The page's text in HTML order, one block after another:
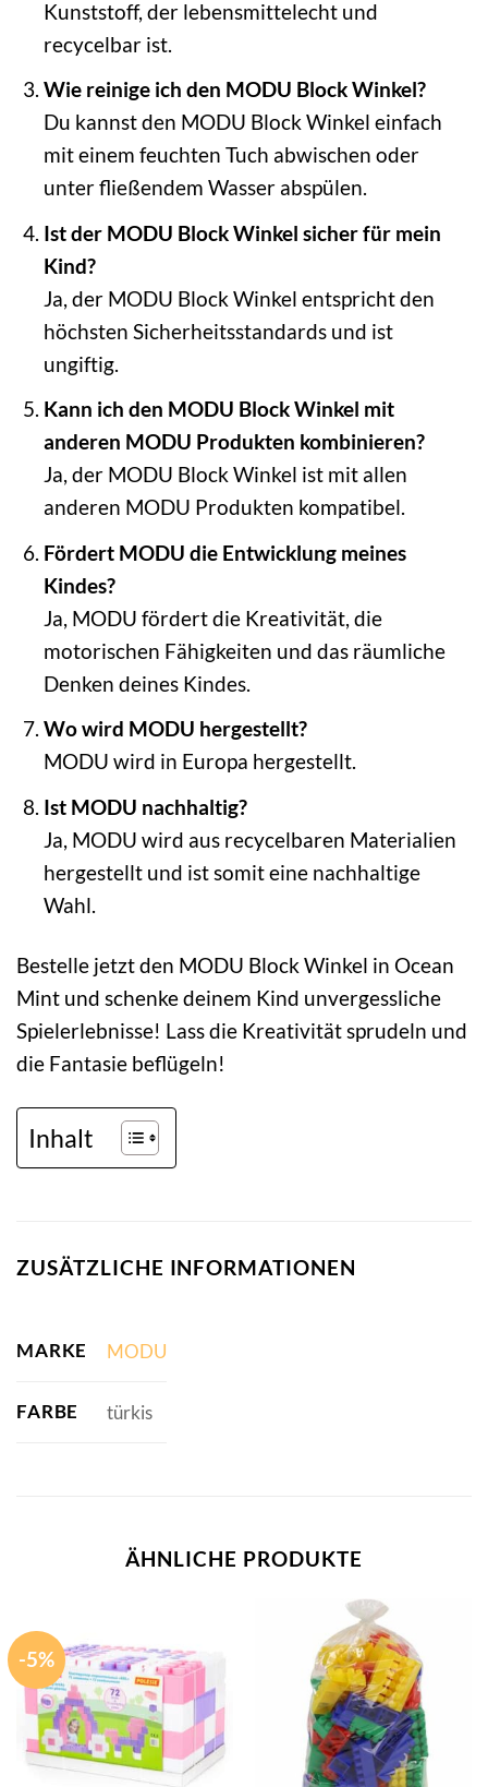
Kunststoff, der lebensmittelecht und
recycelbar ist.
Wie reinige ich den MODU Block Winkel?
Du kannst den MODU Block Winkel einfach
mit einem feuchten Tuch abwischen oder
unter fließendem Wasser abspülen.
Ist der MODU Block Winkel sicher für mein
Kind?
Ja, der MODU Block Winkel entspricht den
höchsten Sicherheitsstandards und ist
ungiftig.
Kann ich den MODU Block Winkel mit
anderen MODU Produkten kombinieren?
Ja, der MODU Block Winkel ist mit allen
anderen MODU Produkten kompatibel.
Fördert MODU die Entwicklung meines
Kindes?
Ja, MODU fördert die Kreativität, die
motorischen Fähigkeiten und das räumliche
Denken deines Kindes.
Wo wird MODU hergestellt?
MODU wird in Europa hergestellt.
Ist MODU nachhaltig?
Ja, MODU wird aus recycelbaren Materialien
hergestellt und ist somit eine nachhaltige
Wahl.
Bestelle jetzt den MODU Block Winkel in Ocean
Mint und schenke deinem Kind unvergessliche
Spielerlebnisse! Lass die Kreativität sprudeln und
die Fantasie beflügeln!
Inhalt
ZUSÄTZLICHE INFORMATIONEN
MARKE MODU
FARBE türkis
ÄHNLICHE PRODUKTE
-5%